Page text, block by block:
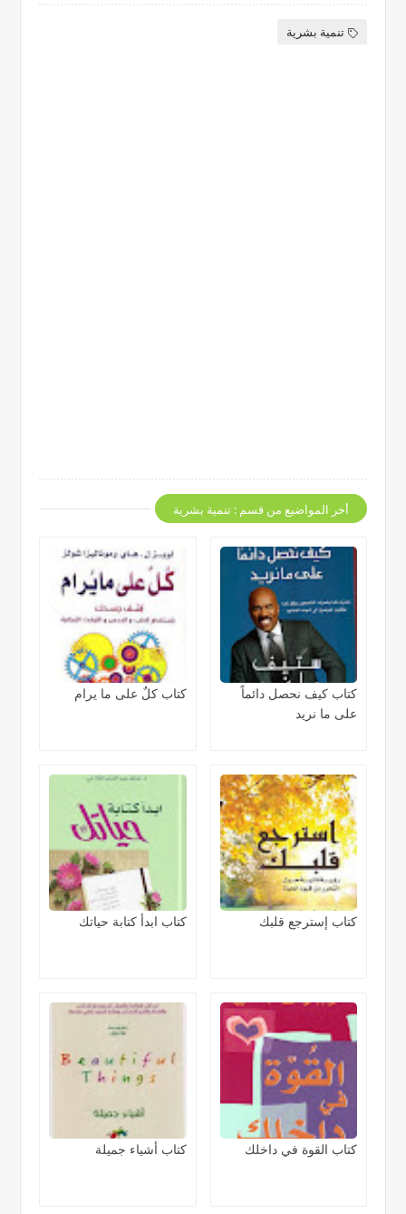
تنمية بشرية
أخر المواضيع من قسم : تنمية بشرية
كتاب كيف نحصل دائماً
على ما نريد
كتاب كلٌ على ما يرام
كتاب إسترجع قلبك كتاب ابدأ كتابة حياتك
كتاب القوة في داخلك كتاب أشياء جميلة